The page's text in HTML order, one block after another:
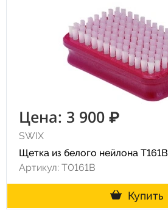
Цена: 3 900 ₽
SWIX
Щетка из белого нейлона T161B
Артикул: T0161B
Купить